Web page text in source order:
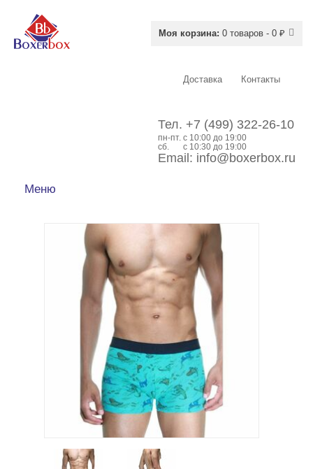
Моя корзина: 0 товаров - 0 ₽
Доставка Контакты
Тел. +7 (499) 322-26-10
пн-пт. c 10:00 до 19:00
сб.
с 10:30 до 19:00
Email: info@boxerbox.ru
Меню